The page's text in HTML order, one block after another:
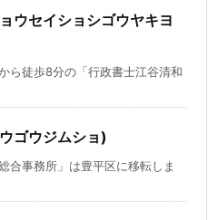
ウセイショシゴウヤキヨ
ら徒歩8分の「行政書士江谷清和
ゴウジムショ)
合事務所」は豊平区に移転しま